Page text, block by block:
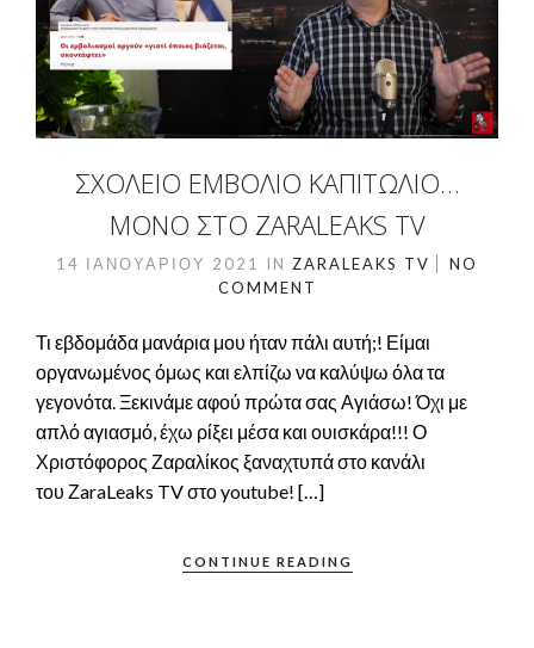
ΣΧΟΛΕΙΟ ΕΜΒΟΛΙΟ ΚΑΠΙΤΩΛΙΟ…
ΜΌΝΟ ΣΤΟ ZARALEAKS TV
14 ΙΑΝΟΥΑΡΊΟΥ 2021 IN ZARALEAKS TV
NO
COMMENT
Τι εβδομάδα μανάρια μου ήταν πάλι αυτή;! Είμαι
οργανωμένος όμως και ελπίζω να καλύψω όλα τα
γεγονότα. Ξεκινάμε αφού πρώτα σας Αγιάσω! Όχι με
απλό αγιασμό, έχω ρίξει μέσα και ουισκάρα!!! Ο
Χριστόφορος Ζαραλίκος ξαναχτυπά στο κανάλι
του ΖaraLeaks TV στο youtube! […]
CONTINUE READING